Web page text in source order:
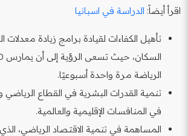
اقرأ أيضاً: الدراسة في اسبانيا
تأهيل الكفاءات لقيادة برامج زيادة معدلات
الرياضة مرة واحدة أسبوعيًا.
تنمية القدرات البشرية في القطاع الرياضي
في المنافسات الإقليمية والعالمية.
المساهمة في تنمية الاقتصاد الرياضي،